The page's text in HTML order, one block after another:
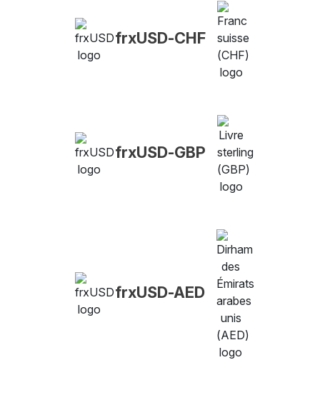
frxUSD-CHF
frxUSD-GBP
frxUSD-AED